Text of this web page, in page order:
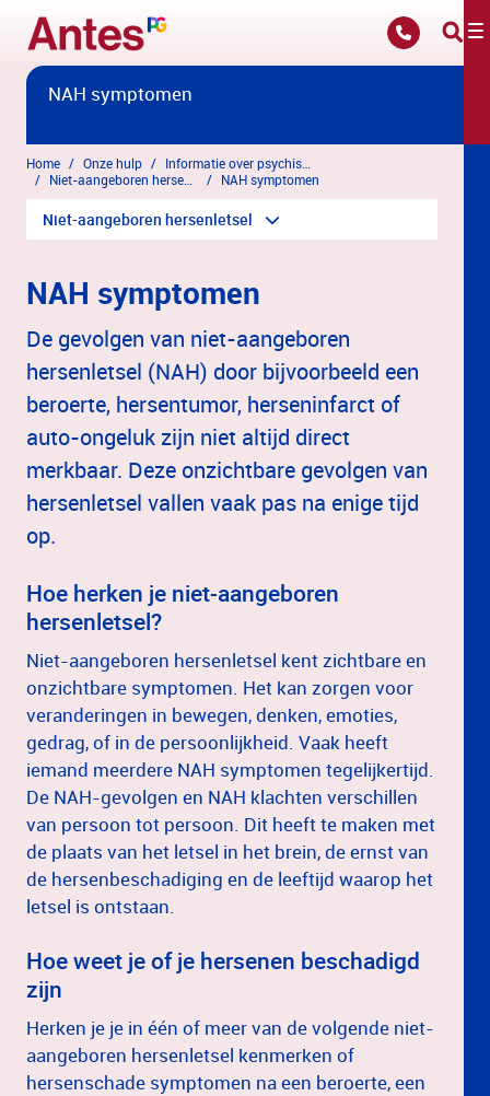
Overslaan en naar hoofdinhoud gaan
NAH symptomen
Home Onze hulp
NAH symptomen
Niet-aangeboren hersenletsel
NAH symptomen
De gevolgen van niet-aangeboren
hersenletsel (NAH) door bijvoorbeeld een
beroerte, hersentumor, herseninfarct of
auto-ongeluk zijn niet altijd direct
merkbaar. Deze onzichtbare gevolgen van
hersenletsel vallen vaak pas na enige tijd
op.
Hoe herken je niet-aangeboren
hersenletsel?
Niet-aangeboren hersenletsel kent zichtbare en
onzichtbare symptomen. Het kan zorgen voor
veranderingen in bewegen, denken, emoties,
gedrag, of in de persoonlijkheid. Vaak heeft
iemand meerdere NAH symptomen tegelijkertijd.
De NAH-gevolgen en NAH klachten verschillen
van persoon tot persoon. Dit heeft te maken met
de plaats van het letsel in het brein, de ernst van
de hersenbeschadiging en de leeftijd waarop het
letsel is ontstaan.
Hoe weet je of je hersenen beschadigd
zijn
Herken je je in één of meer van de volgende niet-
aangeboren hersenletsel kenmerken of
hersenschade symptomen na een beroerte, een